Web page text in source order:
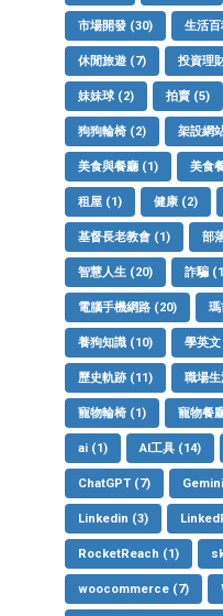
市場開發 (30) 生活百
休閒旅遊 (7) 投資理
妹妹球 (2) 拍賣 (5)
狗狗輪椅 (2) 架設網
美食與餐廳 (1) 美食
租屋 (1) 健康 (2)
基督長老教會 (1) 部
智慧人生 (20) 詐騙
電腦手機網路 (20) 瑪
養狗知識 (10) 學英文
歷史軌跡 (11) 職場生
寵物輪椅 (1) 寵物餐
ai (1) AI工具 (14)
ChatGPT (7) Gemini
Linkedin (3)
RocketReach (1)
woocommerce (7)